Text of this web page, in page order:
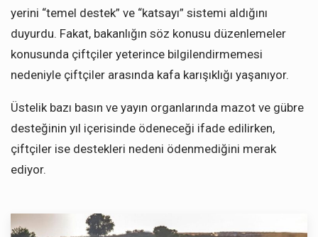
yerini “temel destek” ve “katsayı” sistemi aldığını
duyurdu. Fakat, bakanlığın söz konusu düzenlemeler
konusunda çiftçiler yeterince bilgilendirmemesi
nedeniyle çiftçiler arasında kafa karışıklığı yaşanıyor.
Üstelik bazı basın ve yayın organlarında mazot ve gübre
desteğinin yıl içerisinde ödeneceği ifade edilirken,
çiftçiler ise destekleri nedeni ödenmediğini merak
ediyor.